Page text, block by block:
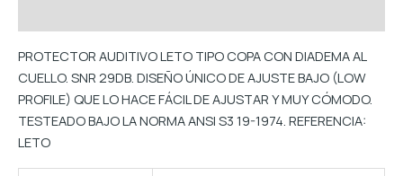
PROTECTOR AUDITIVO LETO TIPO COPA CON DIADEMA AL
CUELLO. SNR 29DB. DISEÑO ÚNICO DE AJUSTE BAJO (LOW
PROFILE) QUE LO HACE FÁCIL DE AJUSTAR Y MUY CÓMODO.
TESTEADO BAJO LA NORMA ANSI S3 19-1974. REFERENCIA:
LETO